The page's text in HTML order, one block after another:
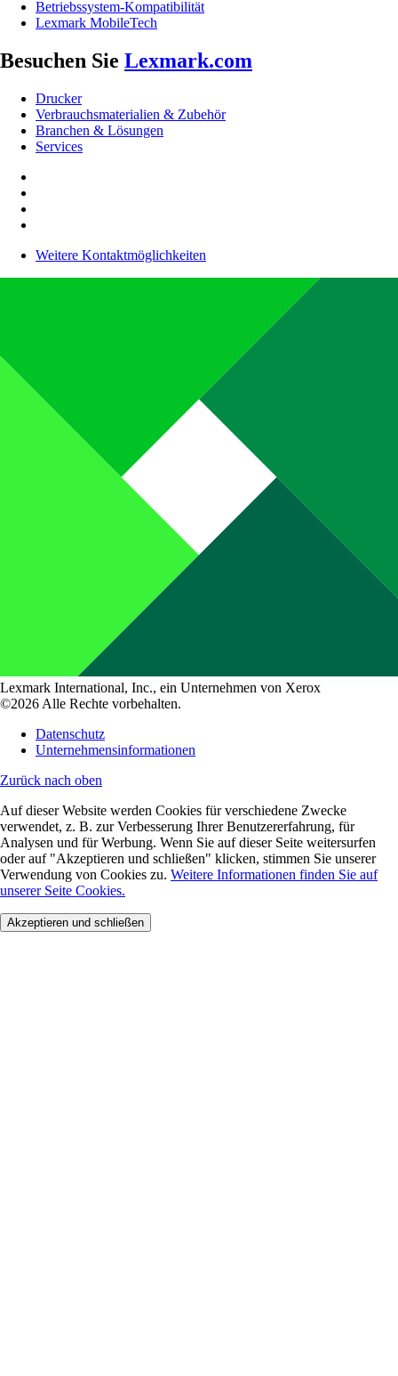
Betriebssystem-Kompatibilität
Lexmark MobileTech
Besuchen Sie Lexmark.com
Drucker
Verbrauchsmaterialien & Zubehör
Branchen & Lösungen
Services
Weitere Kontaktmöglichkeiten
Lexmark International, Inc., ein Unternehmen von Xerox
©2026 Alle Rechte vorbehalten.
Datenschutz
Unternehmensinformationen
Zurück nach oben
Auf dieser Website werden Cookies für verschiedene Zwecke
verwendet, z. B. zur Verbesserung Ihrer Benutzererfahrung, für
Analysen und für Werbung. Wenn Sie auf dieser Seite weitersurfen
oder auf "Akzeptieren und schließen" klicken, stimmen Sie unserer
Verwendung von Cookies zu. Weitere Informationen finden Sie auf
unserer Seite Cookies.
Akzeptieren und schließen